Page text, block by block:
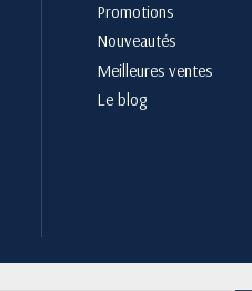
Promotions
Nouveautés
Meilleures ventes
Le blog